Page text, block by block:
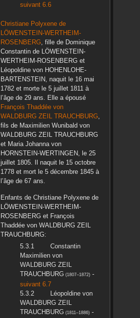
suivant 6.6
Christiane Polyxenede
LÖWENSTEIN-WERTHEIM-
ROSENBERG, fille de Dominique
Constantinde LÖWENSTEIN-
WERTHEIM-ROSENBERGet
Léopoldinevon HOHENLOHE-
BARTENSTEIN, naquit le 16 mai
1782et morte le 5 juillet 1811à
l’âge de 29 ans. Elle a épousé
François Thaddéevon
WALDBURG ZEIL TRAUCHBURG,
fils de Maximilien Wunibald von
WALDBURG ZEIL TRAUCHBURG
et Maria Johannavon
HORNSTEIN-WERTINGEN, le 25
juillet 1805. Il naquit le 15 octobre
1778et mort le 5 décembre 1845à
l’âge de 67 ans.
Enfants de Christiane Polyxenede
LÖWENSTEIN-WERTHEIM-
ROSENBERGet François
Thaddéevon WALDBURG ZEIL
TRAUCHBURG:
Constantin
Maximilienvon
WALDBURG ZEIL
TRAUCHBURG(1807–1872)-
suivant 6.7
Léopoldinevon
WALDBURG ZEIL
TRAUCHBURG(1811–1886)-